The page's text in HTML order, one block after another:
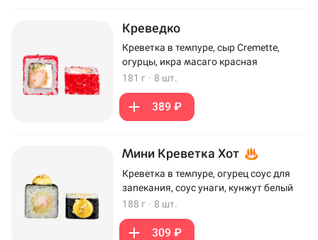
Креведко
Креветка в темпуре, сыр Cremette,
огурцы, икра масаго красная
181 г · 8 шт.
389 ₽
Мини Креветка Хот
Креветка в темпуре, огурец соус для
запекания, соус унаги, кунжут белый
188 г · 8 шт.
309 ₽